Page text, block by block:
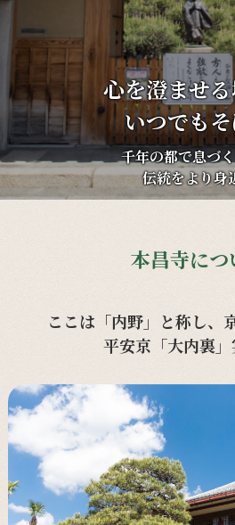
心を澄ませ
いつでも
千年の都で息づ
伝統をより身
本昌寺につ
ここは「内野」と称し、
平安京「大内裏